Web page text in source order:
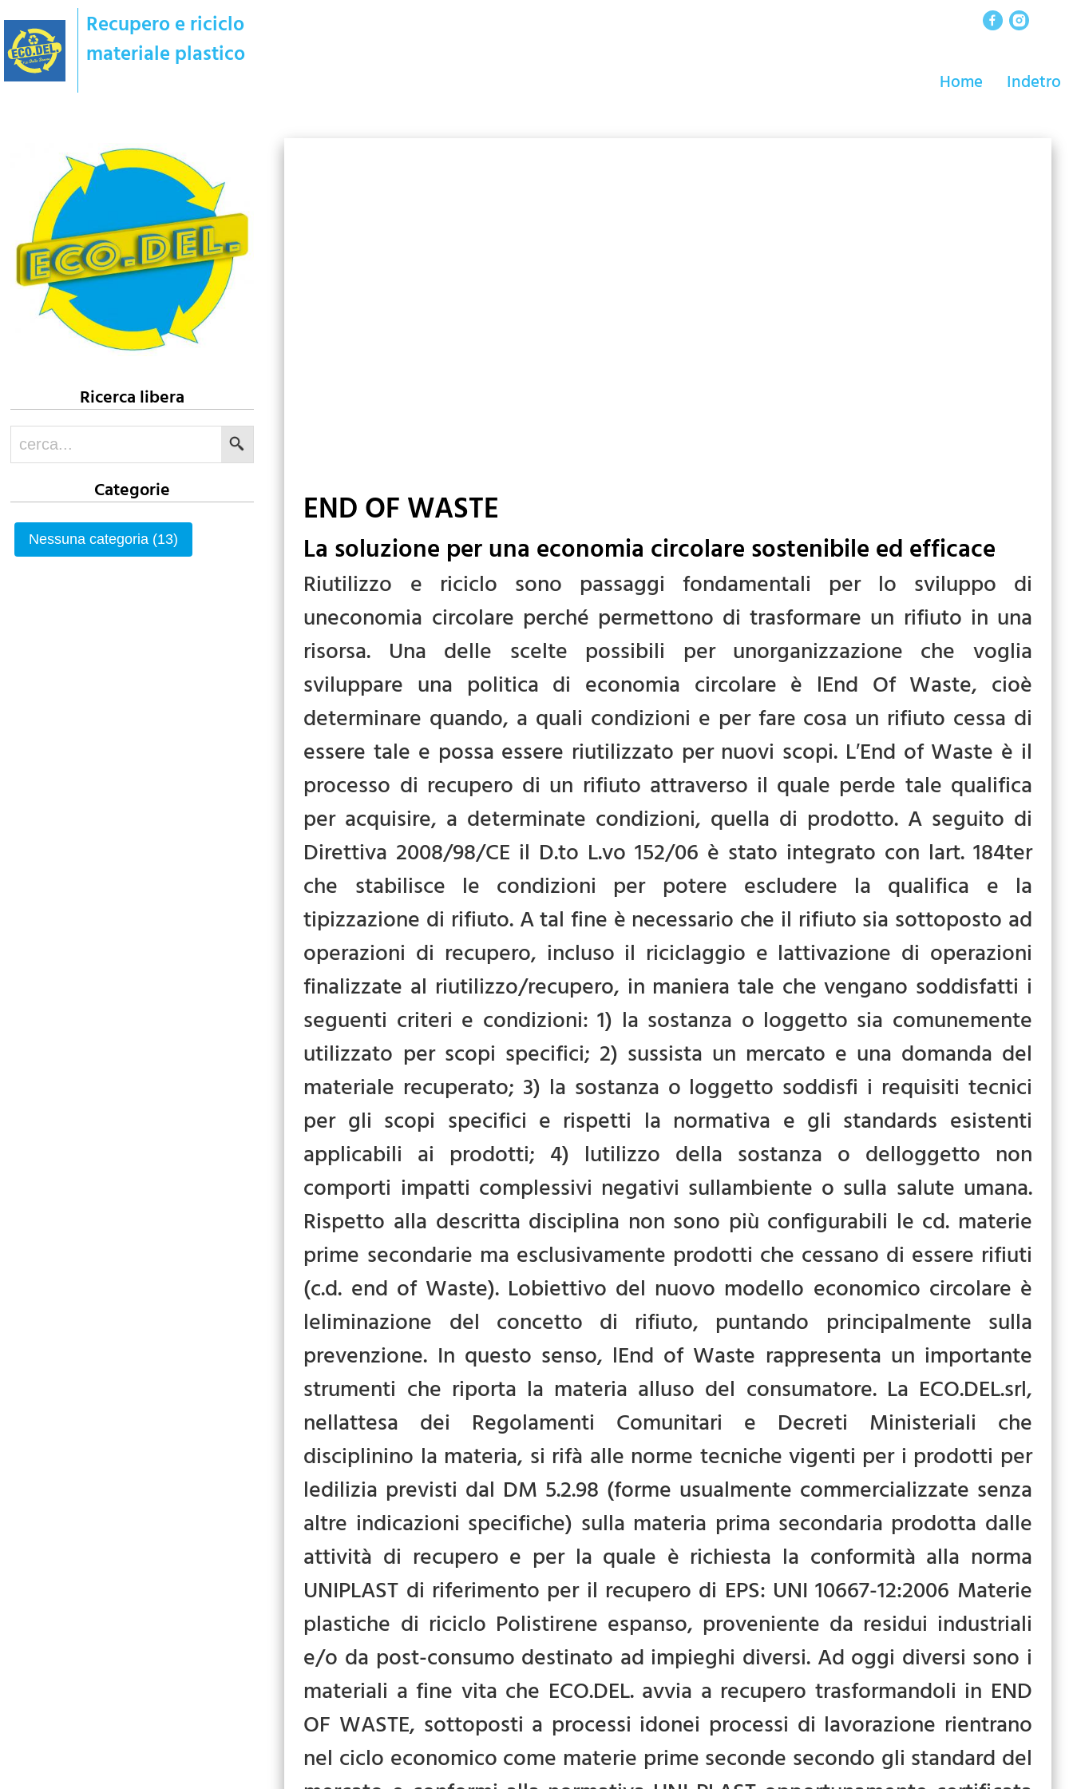
Recupero e riciclo
materiale plastico
Home Indetro
Ricerca libera
Categorie
Nessuna categoria (13)
END OF WASTE
La soluzione per una economia circolare sostenibile ed efficace
Riutilizzo e riciclo sono passaggi fondamentali per lo sviluppo di
uneconomia circolare perché permettono di trasformare un rifiuto in una
risorsa. Una delle scelte possibili per unorganizzazione che voglia
sviluppare una politica di economia circolare è lEnd Of Waste, cioè
determinare quando, a quali condizioni e per fare cosa un rifiuto cessa di
essere tale e possa essere riutilizzato per nuovi scopi. L′End of Waste è il
processo di recupero di un rifiuto attraverso il quale perde tale qualifica
per acquisire, a determinate condizioni, quella di prodotto. A seguito di
Direttiva 2008/98/CE il D.to L.vo 152/06 è stato integrato con lart. 184ter
che stabilisce le condizioni per potere escludere la qualifica e la
tipizzazione di rifiuto. A tal fine è necessario che il rifiuto sia sottoposto ad
operazioni di recupero, incluso il riciclaggio e lattivazione di operazioni
finalizzate al riutilizzo/recupero, in maniera tale che vengano soddisfatti i
seguenti criteri e condizioni: 1) la sostanza o loggetto sia comunemente
utilizzato per scopi specifici; 2) sussista un mercato e una domanda del
materiale recuperato; 3) la sostanza o loggetto soddisfi i requisiti tecnici
per gli scopi specifici e rispetti la normativa e gli standards esistenti
applicabili ai prodotti; 4) lutilizzo della sostanza o delloggetto non
comporti impatti complessivi negativi sullambiente o sulla salute umana.
Rispetto alla descritta disciplina non sono più configurabili le cd. materie
prime secondarie ma esclusivamente prodotti che cessano di essere rifiuti
(c.d. end of Waste). Lobiettivo del nuovo modello economico circolare è
leliminazione del concetto di rifiuto, puntando principalmente sulla
prevenzione. In questo senso, lEnd of Waste rappresenta un importante
strumenti che riporta la materia alluso del consumatore. La ECO.DEL.srl,
nellattesa dei Regolamenti Comunitari e Decreti Ministeriali che
disciplinino la materia, si rifà alle norme tecniche vigenti per i prodotti per
ledilizia previsti dal DM 5.2.98 (forme usualmente commercializzate senza
altre indicazioni specifiche) sulla materia prima secondaria prodotta dalle
attività di recupero e per la quale è richiesta la conformità alla norma
UNIPLAST di riferimento per il recupero di EPS: UNI 10667-12:2006 Materie
plastiche di riciclo Polistirene espanso, proveniente da residui industriali
e/o da post-consumo destinato ad impieghi diversi. Ad oggi diversi sono i
materiali a fine vita che ECO.DEL. avvia a recupero trasformandoli in END
OF WASTE, sottoposti a processi idonei processi di lavorazione rientrano
nel ciclo economico come materie prime seconde secondo gli standard del